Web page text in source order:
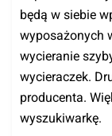
będą w siebie
wyposażonych
wycieranie
wycieraczek.
producenta.
wyszukiwarkę.